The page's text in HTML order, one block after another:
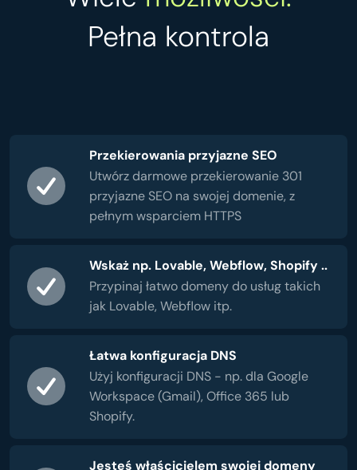
Pełna kontrola
Przekierowania przyjazne SEO
Utwórz darmowe przekierowanie 301
przyjazne SEO na swojej domenie, z
pełnym wsparciem HTTPS
Wskaż np. Lovable, Webflow, Shopify ..
Przypinaj łatwo domeny do usług takich
jak Lovable, Webflow itp.
Łatwa konfiguracja DNS
Użyj konfiguracji DNS - np. dla Google
Workspace (Gmail), Office 365 lub
Shopify.
Jesteś właścicielem swojej domeny